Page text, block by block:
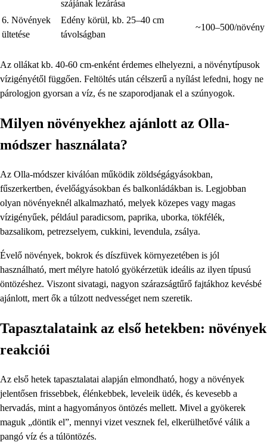
szájának lezárása
6. Növények
ültetése
Edény körül, kb. 25–40 cm
távolságban
~100–500/növény
Az ollákat kb. 40-60 cm-enként érdemes elhelyezni, a növénytípusok
vízigényétől függően. Feltöltés után célszerű a nyílást lefedni, hogy ne
párologjon gyorsan a víz, és ne szaporodjanak el a szúnyogok.
Milyen növényekhez ajánlott az Olla-
módszer használata?
Az Olla-módszer kiválóan működik zöldségágyásokban,
fűszerkertben, évelőágyásokban és balkonládákban is. Legjobban
olyan növényeknél alkalmazható, melyek közepes vagy magas
vízigényűek, például paradicsom, paprika, uborka, tökfélék,
bazsalikom, petrezselyem, cukkini, levendula, zsálya.
Évelő növények, bokrok és díszfüvek környezetében is jól
használható, mert mélyre hatoló gyökérzetük ideális az ilyen típusú
öntözéshez. Viszont sivatagi, nagyon szárazságtűrő fajtákhoz kevésbé
ajánlott, mert ők a túlzott nedvességet nem szeretik.
Tapasztalataink az első hetekben: növények
reakciói
Az első hetek tapasztalatai alapján elmondható, hogy a növények
jelentősen frissebbek, élénkebbek, leveleik üdék, és kevesebb a
hervadás, mint a hagyományos öntözés mellett. Mivel a gyökerek
maguk „döntik el”, mennyi vizet vesznek fel, elkerülhetővé válik a
pangó víz és a túlöntözés.